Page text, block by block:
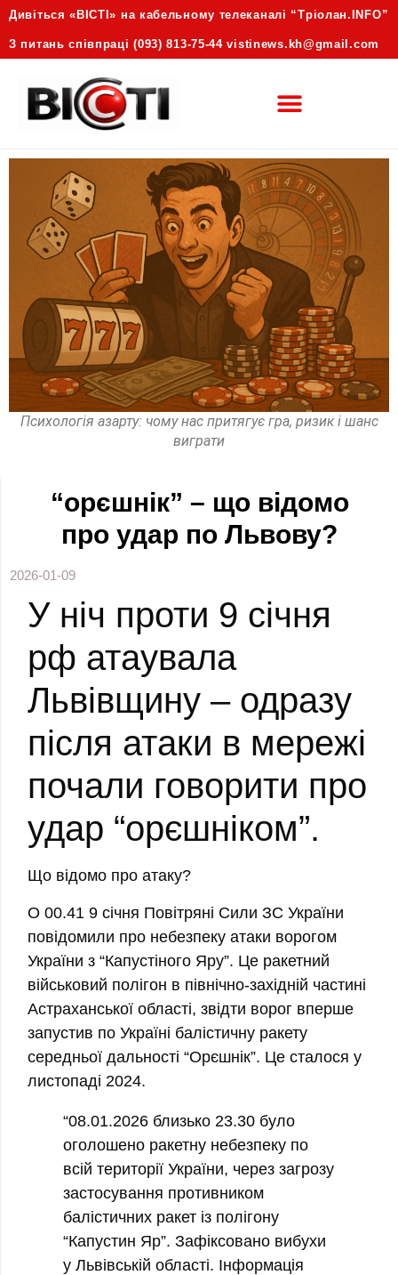
Дивіться «ВІСТІ» на кабельному телеканалі “Трiолан.INFO”
З питань співпраці (093) 813-75-44 vistinews.kh@gmail.com
Психологія азарту: чому нас притягує гра, ризик і шанс
виграти
“орєшнік” – що відомо
про удар по Львову?
2026-01-09
У ніч проти 9 січня
рф атаувала
Львівщину – одразу
після атаки в мережі
почали говорити про
удар “орєшніком”.
Що відомо про атаку?
О 00.41 9 січня Повітряні Сили ЗС України
повідомили про небезпеку атаки ворогом
України з “Капустіного Яру”. Це ракетний
військовий полігон в північно-західній частині
Астраханської області, звідти ворог вперше
запустив по Україні балістичну ракету
середньої дальності “Орєшнік”. Це сталося у
листопаді 2024.
“08.01.2026 близько 23.30 було
оголошено ракетну небезпеку по
всій території України, через загрозу
застосування противником
балістичних ракет із полігону
“Капустин Яр”. Зафіксовано вибухи
у Львівській області. Інформація